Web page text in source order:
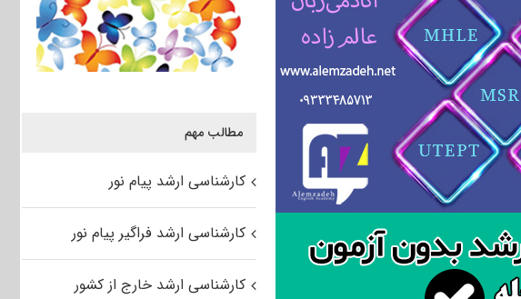
مطالب مهم
کارشناسی ارشد پیام نور
کارشناسی ارشد فراگیر پیام نور
کارشناسی ارشد خارج از کشور